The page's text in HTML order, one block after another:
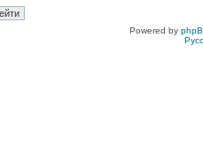
Powered by